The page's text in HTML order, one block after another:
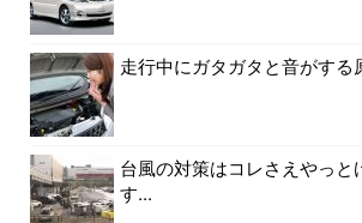
走行中にガタガタと音がする
台風の対策はコレさえやっと
す...